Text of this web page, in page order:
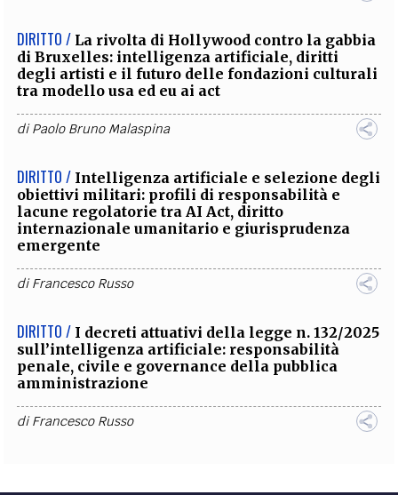
DIRITTO / La rivolta di Hollywood contro la gabbia
di Bruxelles: intelligenza artificiale, diritti
degli artisti e il futuro delle fondazioni culturali
tra modello usa ed eu ai act
diPaolo Bruno Malaspina
DIRITTO / Intelligenza artificiale e selezione degli
obiettivi militari: profili di responsabilità e
lacune regolatorie tra AI Act, diritto
internazionale umanitario e giurisprudenza
emergente
diFrancesco Russo
DIRITTO / I decreti attuativi della legge n. 132/2025
sull’intelligenza artificiale: responsabilità
penale, civile e governance della pubblica
amministrazione
diFrancesco Russo